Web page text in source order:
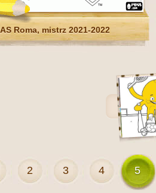
AS Roma, mistrz 2021-2022
2 3 4 5